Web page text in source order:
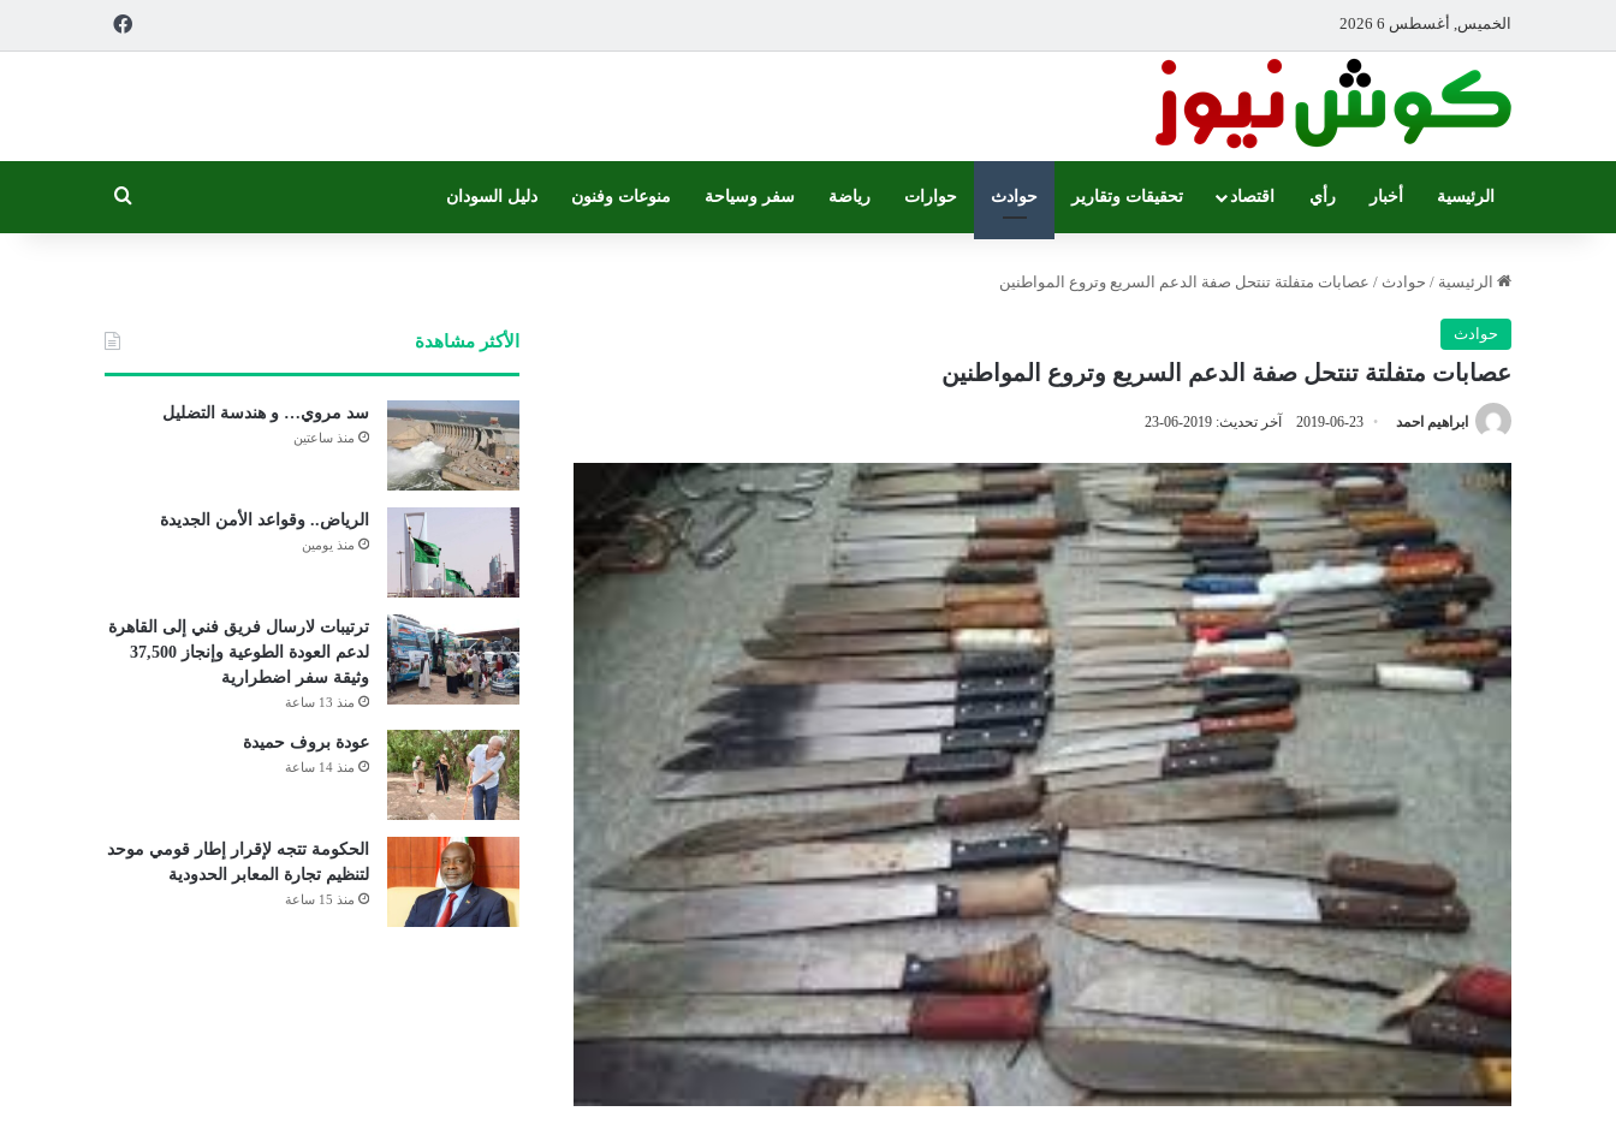
الخميس, أغسطس 6 2026
الرئيسية أخبار رأي اقتصاد تحقيقات وتقارير حوادث حوارات رياضة سفر وسياحة منوعات وفنون دليل السودان
الرئيسية / حوادث / عصابات متفلتة تنتحل صفة الدعم السريع وتروع المواطنين
حوادث
عصابات متفلتة تنتحل صفة الدعم السريع وتروع المواطنين
ابراهيم احمد 2019-06-23 آخر تحديث: 2019-06-23
الأكثر مشاهدة
سد مروي… و هندسة التضليل
منذ ساعتين
الرياض.. وقواعد الأمن الجديدة
منذ يومين
ترتيبات لارسال فريق فني إلى القاهرة
لدعم العودة الطوعية وإنجاز 37,500
وثيقة سفر اضطرارية
منذ 13 ساعة
عودة بروف حميدة
منذ 14 ساعة
الحكومة تتجه لإقرار إطار قومي موحد
لتنظيم تجارة المعابر الحدودية
منذ 15 ساعة